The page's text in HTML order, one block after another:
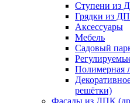
Ступени из
Грядки из
Аксессуары
Мебель
Садовый
Полимерная
решётки)
Фасады из ДПК